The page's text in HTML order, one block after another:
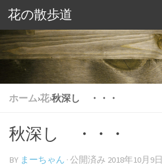
花の散歩道
ホーム›花›秋深し ・・・
秋深し ・・・
BY まーちゃん · 公開済み 2018年10月9日